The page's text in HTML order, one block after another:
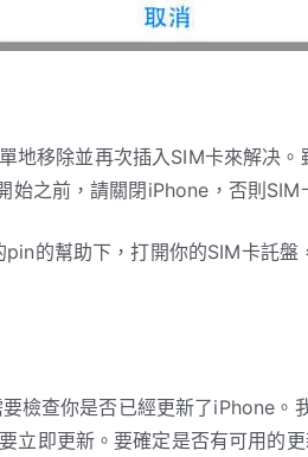
地移除並再次插入SIM卡來解决
之前，請關閉iPhone，否則SIM
的幫助下，打開你的SIM卡託盤
檢查你是否已經更新了iPhone。
立即更新。要確定是否有可用的